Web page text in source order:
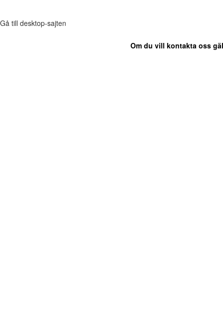
Gå till desktop-sajten
Om du vill kontakta oss